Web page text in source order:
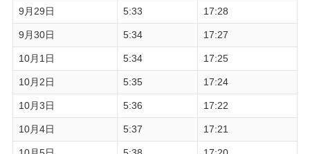
9月29日 5:33 17:28
9月30日 5:34 17:27
10月1日 5:34 17:25
10月2日 5:35 17:24
10月3日 5:36 17:22
10月4日 5:37 17:21